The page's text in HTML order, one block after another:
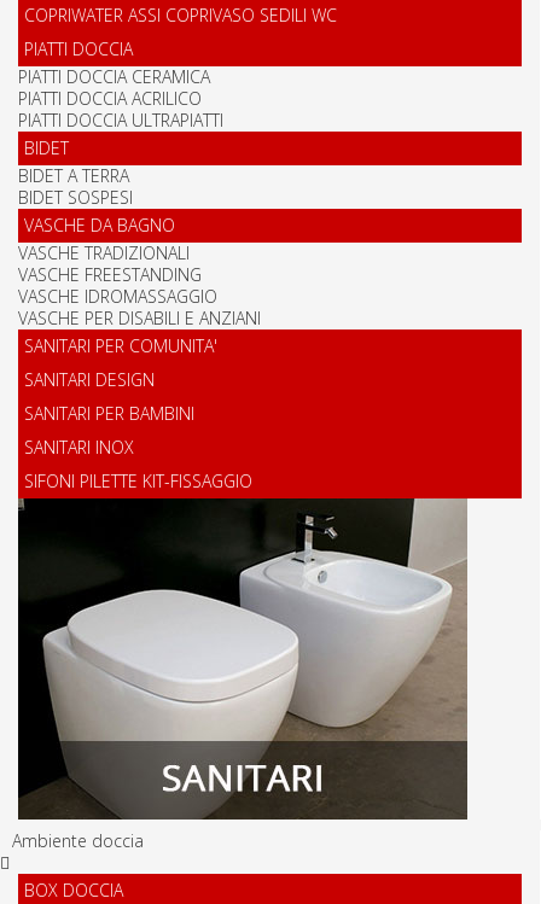
COPRIWATER ASSI COPRIVASO SEDILI WC
PIATTI DOCCIA
PIATTI DOCCIA CERAMICA
PIATTI DOCCIA ACRILICO
PIATTI DOCCIA ULTRAPIATTI
BIDET
BIDET A TERRA
BIDET SOSPESI
VASCHE DA BAGNO
VASCHE TRADIZIONALI
VASCHE FREESTANDING
VASCHE IDROMASSAGGIO
VASCHE PER DISABILI E ANZIANI
SANITARI PER COMUNITA'
SANITARI DESIGN
SANITARI PER BAMBINI
SANITARI INOX
SIFONI PILETTE KIT-FISSAGGIO
Ambiente doccia
BOX DOCCIA